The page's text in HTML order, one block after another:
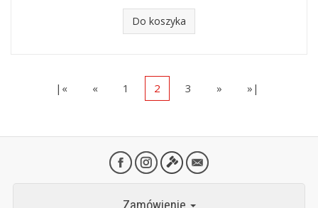
Do koszyka
|« « 1 2 3 » »|
Zamówienie